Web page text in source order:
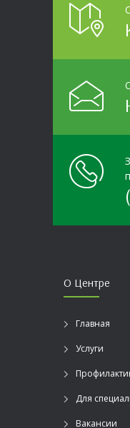
О Центре
Главная
Услуги
Для
Вакансии